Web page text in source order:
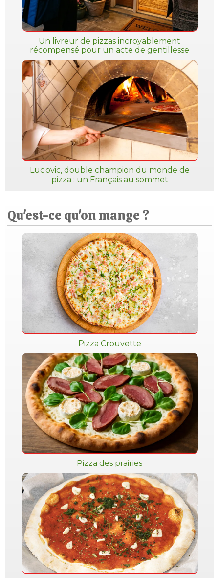
Un livreur de pizzas incroyablement
récompensé pour un acte de gentillesse
Ludovic, double champion du monde de
pizza : un Français au sommet
Qu'est-ce qu'on mange ?
Pizza Crouvette
Pizza des prairies